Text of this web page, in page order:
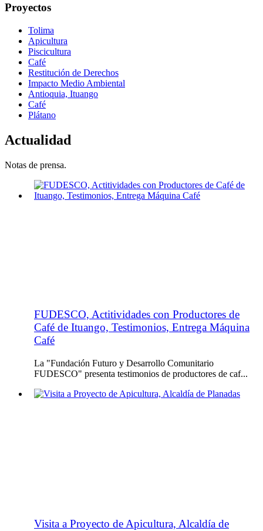
Proyectos
Tolima
Apicultura
Piscicultura
Café
Restitución de Derechos
Impacto Medio Ambiental
Antioquia, Ituango
Café
Plátano
Actualidad
Notas de prensa.
FUDESCO, Actitividades con Productores de
Café de Ituango, Testimonios, Entrega Máquina
Café
La "Fundación Futuro y Desarrollo Comunitario
FUDESCO" presenta testimonios de productores de caf...
Visita a Proyecto de Apicultura, Alcaldía de